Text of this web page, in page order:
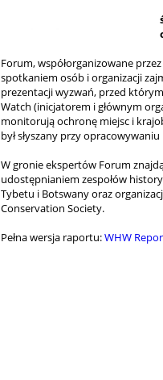
Forum, współorganizowane
spotkaniem osób i organizacji
prezentacji wyzwań, przed
Watch (inicjatorem i głównym
monitorują ochronę miejsc i
był słyszany przy
W gronie ekspertów Forum
udostępnianiem zespołów
Tybetu i Botswany oraz
Conservation Society.
Pełna wersja raportu:WHW